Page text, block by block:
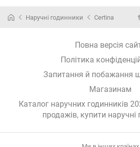
Наручні годинники Certina
Повна версія
Політика
Запитання й побажання
Магазинам
Каталог наручних годинників
продажів, купити наручні